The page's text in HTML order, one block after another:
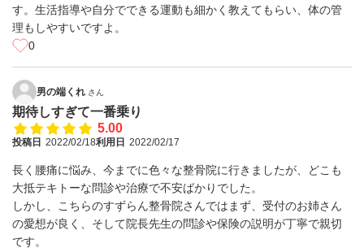
す。生活指導や自分でできる運動も細かく教えてもらい、体の管
理もしやすいですよ。
0
男の端くれ さん
期待しすぎて一番乗り
5.00
投稿日 2022/02/18利用日 2022/02/17
長く腰痛に悩み、今までに色々な整骨院に行きましたが、どこも
大抵テキトーな問診や治療で不安ばかりでした。
しかし、こちらのすずらん整骨院さんではまず、受付のお姉さん
の愛想が良く、そして院長先生の問診や保険の説明が丁寧で親切
です。